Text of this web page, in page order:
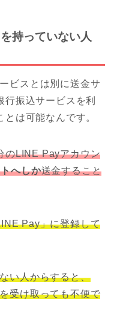
持っていない人
ビスとは別に送金サ
行振込サービスを利
は可能なんです。
のLINE Payアカウン
へしか送金すること
Pay」に登録して
い人からすると、
受け取っても不便で